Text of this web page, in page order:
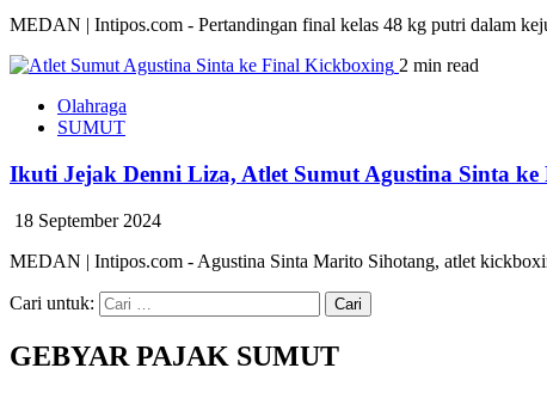
MEDAN | Intipos.com - Pertandingan final kelas 48 kg putri dalam
2 min read
Olahraga
SUMUT
Ikuti Jejak Denni Liza, Atlet Sumut Agustina Sinta
18 September 2024
MEDAN | Intipos.com - Agustina Sinta Marito Sihotang, atlet
Cari untuk:
GEBYAR PAJAK SUMUT